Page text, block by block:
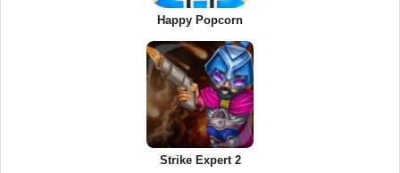
Happy Popcorn
Strike Expert 2